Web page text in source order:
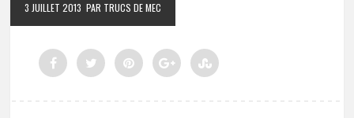
3 JUILLET 2013 PAR TRUCS DE MEC